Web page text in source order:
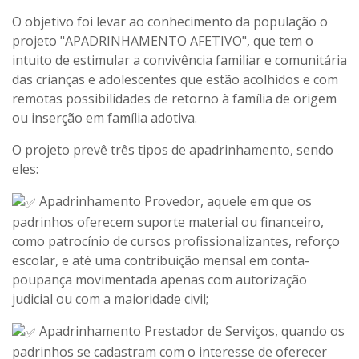
O objetivo foi levar ao conhecimento da população o
projeto "APADRINHAMENTO AFETIVO", que tem o
intuito de estimular a convivência familiar e comunitária
das crianças e adolescentes que estão acolhidos e com
remotas possibilidades de retorno à família de origem
ou inserção em família adotiva.
O projeto prevê três tipos de apadrinhamento, sendo
eles:
Apadrinhamento Provedor, aquele em que os
padrinhos oferecem suporte material ou financeiro,
como patrocínio de cursos profissionalizantes, reforço
escolar, e até uma contribuição mensal em conta-
poupança movimentada apenas com autorização
judicial ou com a maioridade civil;
Apadrinhamento Prestador de Serviços, quando os
padrinhos se cadastram com o interesse de oferecer